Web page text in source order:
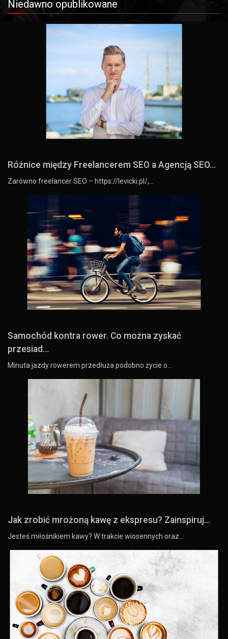
Niedawno opublikowane
Różnice między Freelancerem SEO a Agencją SEO...
Zarówno freelancer SEO – https://levicki.pl/,…
Samochód kontra rower. Co można zyskać
przesiad...
Minuta jazdy rowerem przedłuża podobno życie o…
Jak zrobić mrożoną kawę z ekspresu? Zainspiruj...
Jesteś miłośnikiem kawy? W trakcie wiosennych oraz…